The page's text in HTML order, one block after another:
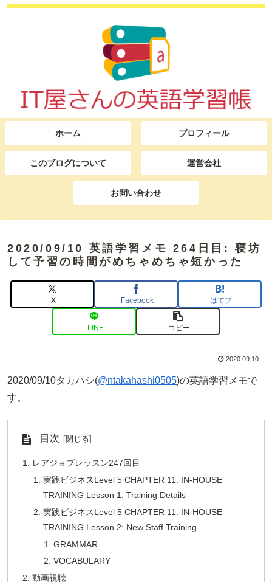
ホーム プロフィール
このブログについて 運営会社
お問い合わせ
2020/09/10 英語学習メモ 264日目: 寝坊
して予習の時間がめちゃめちゃ短かった
X Facebook はてブ
LINE コピー
2020.09.10
2020/09/10タカハシ(@ntakahashi0505)の英語学習メモで
す。
目次
レアジョブレッスン247回目
実践ビジネスLevel 5 CHAPTER 11: IN-HOUSE
TRAINING Lesson 1: Training Details
実践ビジネスLevel 5 CHAPTER 11: IN-HOUSE
TRAINING Lesson 2: New Staff Training
GRAMMAR
VOCABULARY
動画視聴